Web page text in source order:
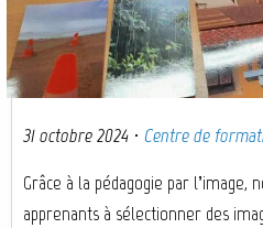
31 octobre 2024 · Centre de
Grâce à la pédagogie par
apprenants à sélectionner des